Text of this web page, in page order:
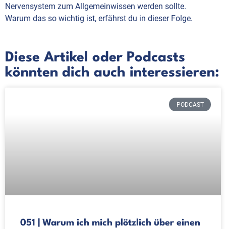
Nervensystem zum Allgemeinwissen werden sollte.
Warum das so wichtig ist, erfährst du in dieser Folge.
Diese Artikel oder Podcasts
könnten dich auch interessieren:
PODCAST
051 | Warum ich mich plötzlich über einen